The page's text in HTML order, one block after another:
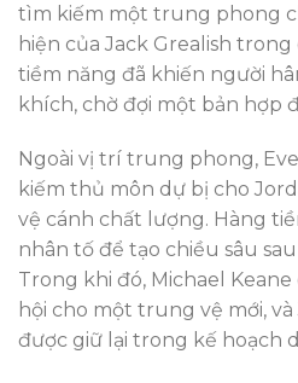
tìm kiếm một trung phong
hiện của Jack Grealish
tiềm năng đã khiến người
khích, chờ đợi một bản hợp
Ngoài vị trí trung phong,
kiếm thủ môn dự bị cho
vệ cánh chất lượng. Hàng
nhân tố để tạo chiều sâu
Trong khi đó, Michael Keane
hội cho một trung vệ mới,
được giữ lại trong kế hoạch